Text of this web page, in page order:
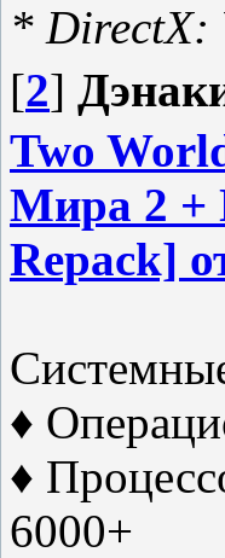
* DirectX:
[2]
Two
Мира 2 +
Repack]
♦
♦
6000+